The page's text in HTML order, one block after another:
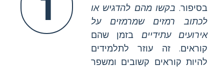
בסיפור. בקשו מהם להדגיש או
לכתוב רמזים שמרמזים על
אירועים עתידיים בזמן שהם
קוראים. זה עוזר לתלמידים
להיות קוראים קשובים ומשפר